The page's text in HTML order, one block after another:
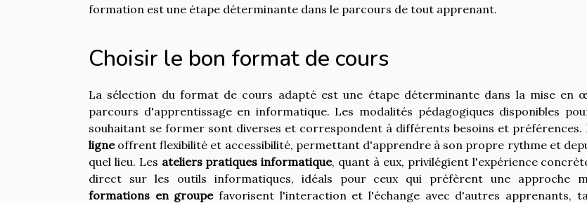
formation est une étape déterminante dans le parcours de tout apprenant.
Choisir le bon format de cours
La sélection du format de cours adapté est une étape déterminante dans la mise en
parcours d'apprentissage en informatique. Les modalités pédagogiques disponibles
souhaitant se former sont diverses et correspondent à différents besoins et préférences.
ligneoffrent flexibilité et accessibilité, permettant d'apprendre à son propre rythme et
quel lieu. Les ateliers pratiques informatique, quant à eux, privilégient l'expérience
direct sur les outils informatiques, idéals pour ceux qui préfèrent une approche
formations en groupefavorisent l'interaction et l'échange avec d'autres apprenants,